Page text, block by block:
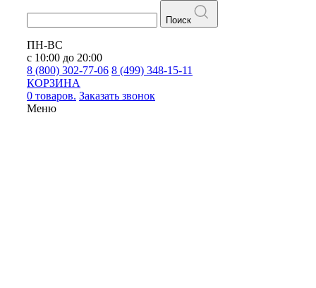
Поиск
ПН-ВС
с 10:00 до 20:00
8 (800) 302-77-06 8 (499) 348-15-11
КОРЗИНА
0 товаров. Заказать звонок
Меню